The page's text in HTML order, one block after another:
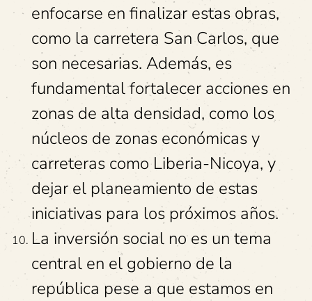
enfocarse en finalizar estas obras,
como la carretera San Carlos, que
son necesarias. Además, es
fundamental fortalecer acciones en
zonas de alta densidad, como los
núcleos de zonas económicas y
carreteras como Liberia-Nicoya, y
dejar el planeamiento de estas
iniciativas para los próximos años.
La inversión social no es un tema
central en el gobierno de la
república pese a que estamos en